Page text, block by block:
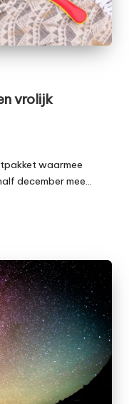
vrolijk
waarmee
december mee…